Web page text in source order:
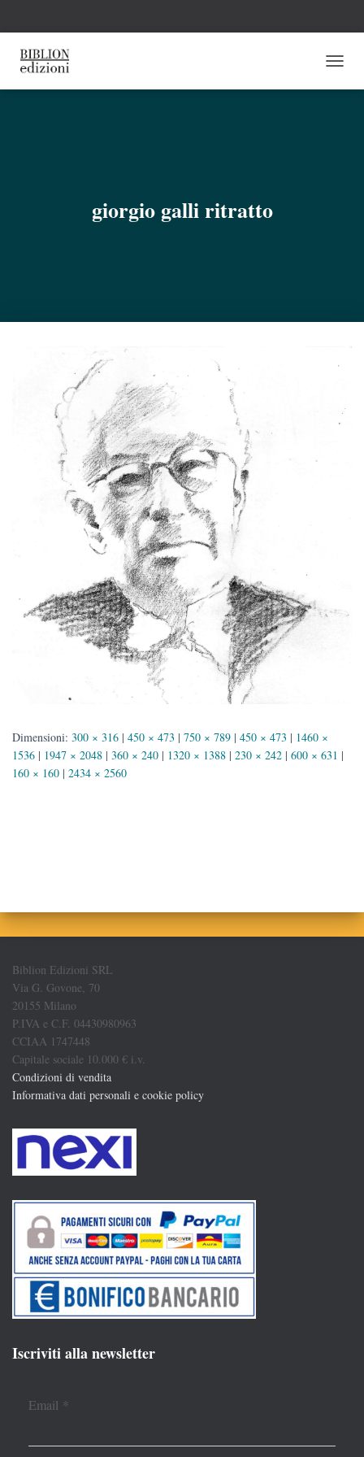
A
E
giorgio galli ritratto
Dimensioni: 300 × 316 | 450 × 473 | 750 × 789 | 450 × 473 | 1460 ×
1536 | 1947 × 2048 | 360 × 240 | 1320 × 1388 | 230 × 242 | 600 × 631 |
160 × 160 | 2434 × 2560
Biblion Edizioni SRL
Via G. Govone, 70
20155 Milano
P.IVA e C.F. 04430980963
CCIAA 1747448
Capitale sociale 10.000 € i.v.
Condizioni di vendita
Informativa dati personali e cookie policy
Iscriviti alla newsletter
Email *